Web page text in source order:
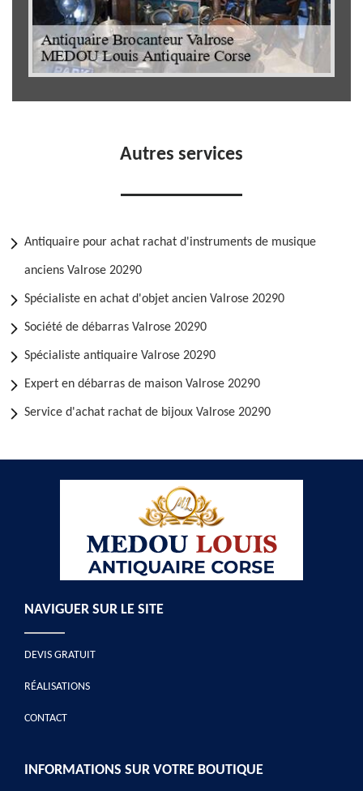
Autres services
Antiquaire pour achat rachat d'instruments de musique
anciens Valrose 20290
Spécialiste en achat d'objet ancien Valrose 20290
Société de débarras Valrose 20290
Spécialiste antiquaire Valrose 20290
Expert en débarras de maison Valrose 20290
Service d'achat rachat de bijoux Valrose 20290
NAVIGUER SUR LE SITE
DEVIS GRATUIT
RÉALISATIONS
CONTACT
INFORMATIONS SUR VOTRE BOUTIQUE